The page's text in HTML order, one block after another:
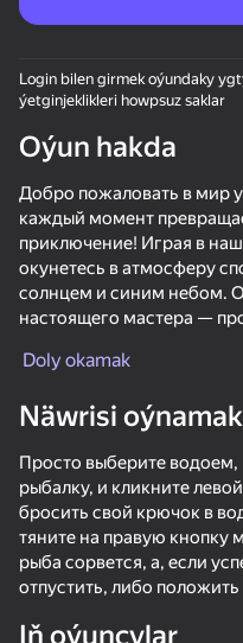
Bu
Net Fishing
66
Fish rain 2
61
Login bilen girmek oýundaky
ýetginjeklikleri howpsuz saklar
Oýun hakda
Добро пожаловать в мир
каждый момент
приключение! Играя в
окунетесь в атмосферу
солнцем и синим небом.
настоящего мастера —
Готовьтесь к
внутреннего рыболова!
Doly okamak
Näwrisi oýnamak
Просто выберите водоем,
рыбалку, и кликните
бросить свой крючок в
тяните на правую кнопку
рыба сорвется, а, если
отпустить, либо положить
Iň oýunçylar